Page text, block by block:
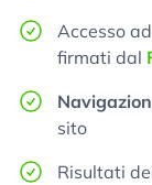
Accesso
firmati dal
sito
Risultati